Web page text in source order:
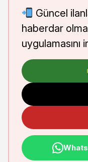
Güncel
haberdar
uygulamasını